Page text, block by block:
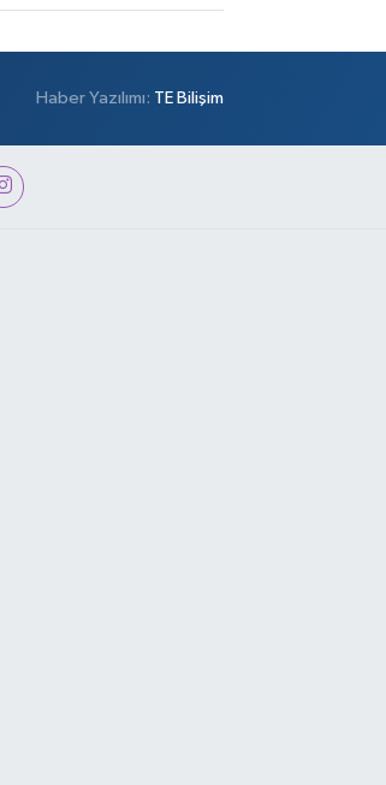
Haber Yazılımı: TE Bilişim